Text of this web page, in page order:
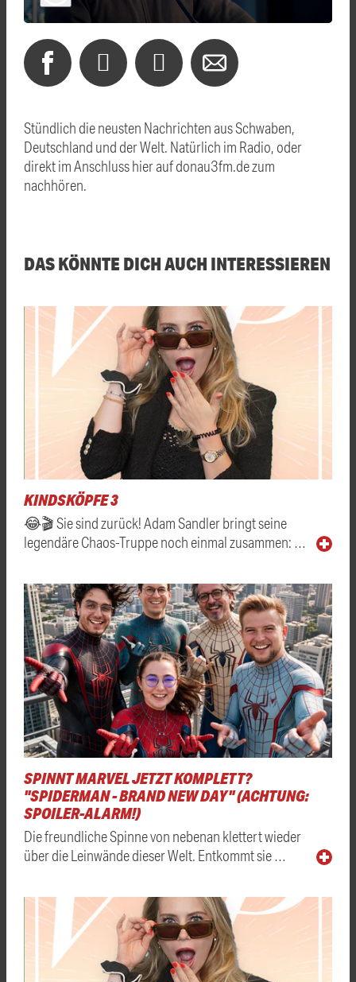
Stündlich die neusten Nachrichten aus Schwaben,
Deutschland und der Welt. Natürlich im Radio, oder
direkt im Anschluss hier auf donau3fm.de zum
nachhören.
DAS KÖNNTE DICH AUCH INTERESSIEREN
KINDSKÖPFE 3
😂🎬 Sie sind zurück! Adam Sandler bringt seine
legendäre Chaos-Truppe noch einmal zusammen: …
SPINNT MARVEL JETZT KOMPLETT?
"SPIDERMAN - BRAND NEW DAY" (ACHTUNG:
SPOILER-ALARM!)
Die freundliche Spinne von nebenan klettert wieder
über die Leinwände dieser Welt. Entkommt sie …